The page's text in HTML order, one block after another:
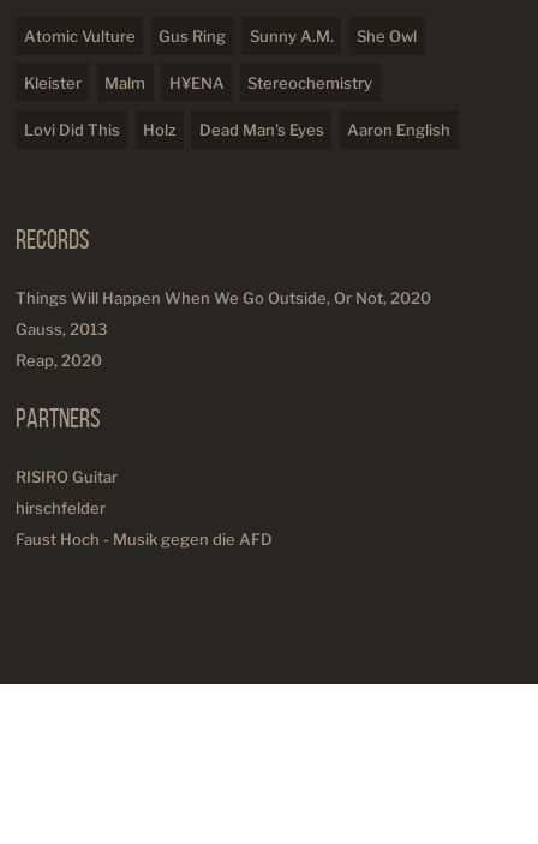
Atomic Vulture Gus Ring Sunny A.M. She Owl
Kleister Malm H¥ENA Stereochemistry
Lovi Did This Holz Dead Man's Eyes Aaron English
Records
Things Will Happen When We Go Outside, Or Not, 2020
Gauss, 2013
Reap, 2020
Partners
RISIRO Guitar
hirschfelder
Faust Hoch - Musik gegen die AFD